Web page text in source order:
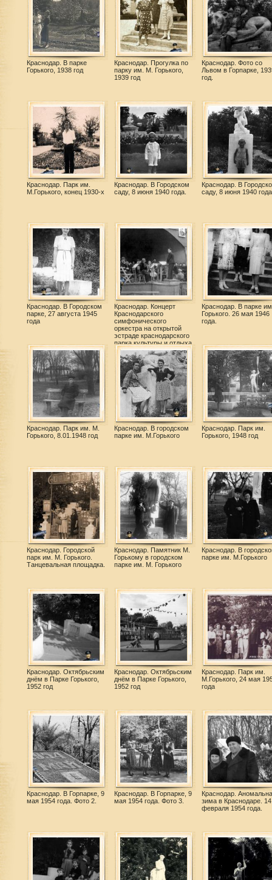
Краснодар. В парке
Горького, 1938 год
Краснодар. Прогулка по
парку им. М. Горького,
1939 год
Краснодар. Фото со
Львом в Горпарке,
год.
Краснодар. Парк им.
М.Горького, конец 1930-х
Краснодар. В Городском
саду, 8 июня 1940 года.
Краснодар. В
саду, 8 июня 1940
Краснодар. В Городском
парке, 27 августа 1945
года
Краснодар. Концерт
Краснодарского
симфонического
оркестра на открытой
эстраде краснодарского
парка культуры и отдыха
им. М. Горького.
Краснодар. В парке
Горького. 26 мая 1946
года.
Краснодар. Парк им. М.
Горького, 8.01.1948 год
Краснодар. В городском
парке им. М.Горького
Краснодар. Парк им.
Горького, 1948 год
Краснодар. Городской
парк им. М. Горького.
Танцевальная площадка.
Краснодар. Памятник М.
Горькому в городском
парке им. М. Горького
Краснодар. В
парке им. М.Горького
Краснодар. Октябрьским
днём в Парке Горького,
1952 год
Краснодар. Октябрьским
днём в Парке Горького,
1952 год
Краснодар. Парк им.
М.Горького, 24 мая
года
Краснодар. В Горпарке, 9
мая 1954 года. Фото 2.
Краснодар. В Горпарке, 9
мая 1954 года. Фото 3.
Краснодар.
зима в Краснодаре. 14
февраля 1954 года.